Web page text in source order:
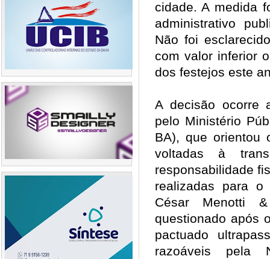
cidade. A medida
administrativo
Não foi
com valor inferior
dos festejos este
A decisão ocorre
pelo Ministério
BA), que orientou
voltadas à
responsabilidade
realizadas para
César Menotti
questionado após
pactuado
razoáveis pela